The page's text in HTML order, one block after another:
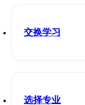
交换学习
选择专业